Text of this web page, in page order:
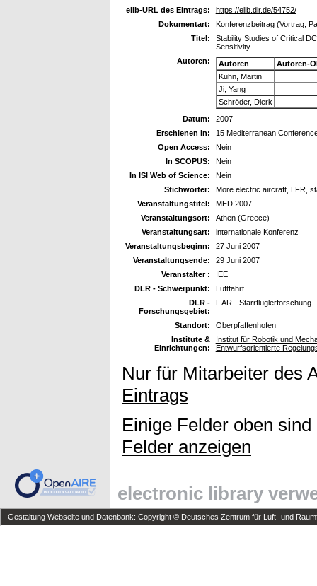
elib-URL des Eintrags:
https://elib.dlr.de/54752/
Dokumentart:
Konferenzbeitrag (Vortrag,
Titel:
Stability Studies of Critical
Sensitivity
Autoren:
Autoren
Autoren-
Kuhn, Martin
Ji, Yang
Schröder, Dierk
Datum:
2007
Erschienen in:
15 Mediterranean
Open Access:
Nein
In SCOPUS:
Nein
In ISI Web of Science:
Nein
Stichwörter:
More electric aircraft, LFR,
Veranstaltungstitel:
MED 2007
Veranstaltungsort:
Athen (Greece)
Veranstaltungsart:
internationale Konferenz
Veranstaltungsbeginn:
27 Juni 2007
Veranstaltungsende:
29 Juni 2007
Veranstalter :
IEE
DLR - Schwerpunkt:
Luftfahrt
DLR -
Forschungsgebiet:
L AR - Starrflüglerforschung
Standort:
Oberpfaffenhofen
Institute &
Einrichtungen:
Institut für Robotik und
Entwurfsorientierte
Nur für Mitarbeiter des
Eintrags
Einige Felder oben
Felder anzeigen
electronic library
Gestaltung Webseite und Datenbank: Copyright © Deutsches Zentrum für Luft- und